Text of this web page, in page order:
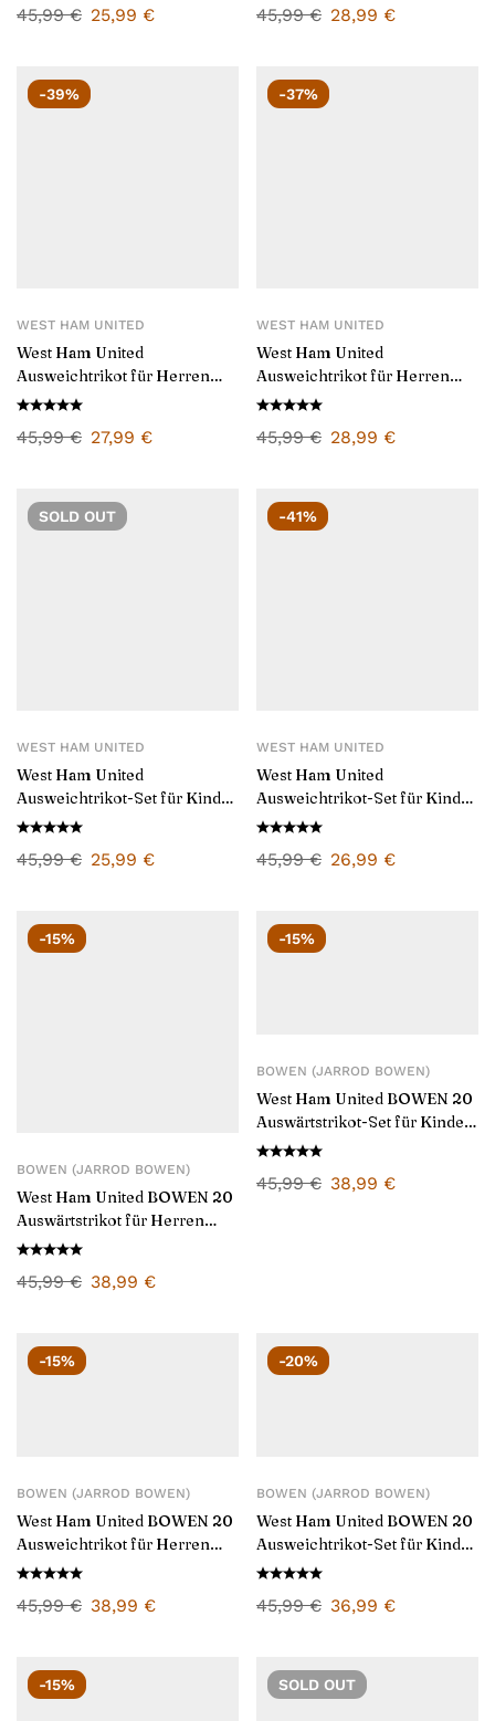
45,99€ 25,99 € 45,99€ 28,99 €
-39%
WEST HAM UNITED
West Ham United
Ausweichtrikot für Herren
2024/25
45,99€ 27,99 €
-37%
WEST HAM UNITED
West Ham United
Ausweichtrikot für Herren
2025/26
45,99€ 28,99 €
SOLD OUT
WEST HAM UNITED
West Ham United
Ausweichtrikot-Set für Kinder
2024/25
45,99€ 25,99 €
-41%
WEST HAM UNITED
West Ham United
Ausweichtrikot-Set für Kinder
2025/26
45,99€ 26,99 €
-15%
BOWEN (JARROD BOWEN)
West Ham United BOWEN 20
Auswärtstrikot für Herren
2025/26
45,99€ 38,99 €
-15%
BOWEN (JARROD BOWEN)
West Ham United BOWEN 20
Auswärtstrikot-Set für Kinder
2025/26
45,99€ 38,99 €
-15%
BOWEN (JARROD BOWEN)
West Ham United BOWEN 20
Ausweichtrikot für Herren
2025/26
45,99€ 38,99 €
-20%
BOWEN (JARROD BOWEN)
West Ham United BOWEN 20
Ausweichtrikot-Set für Kinder
2025/26
45,99€ 36,99 €
-15% SOLD OUT